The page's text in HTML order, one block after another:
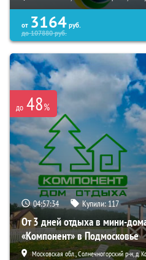
от 3164 руб.
до107880руб.
до 48%
04:57:33 Купили: 117
От 3 дней отдыха в мини-
«Компонент» в Подмосковье
Московская обл., Солнечногорский р-н, д.